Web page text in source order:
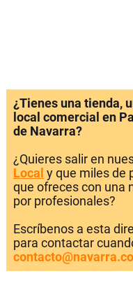
¿Tienes una tienda,
local comercial en
de Navarra?
¿Quieres salir en
Local y que miles de
que ofreces con una
por profesionales?
Escríbenos a esta
para contactar